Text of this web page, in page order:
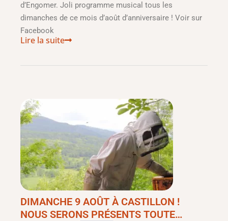
d’Engomer. Joli programme musical tous les
dimanches de ce mois d’août d’anniversaire ! Voir sur
Facebook
Lire la suite
DIMANCHE 9 AOÛT À CASTILLON !
NOUS SERONS PRÉSENTS TOUTE…